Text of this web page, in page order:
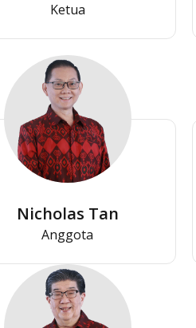
Ketua
Nicholas Tan
Anggota